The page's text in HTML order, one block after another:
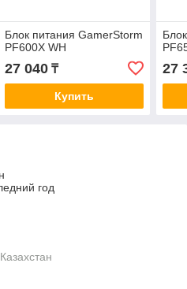
Блок питания GamerStorm
PF600X WH
27 040₸
Купить
27
год